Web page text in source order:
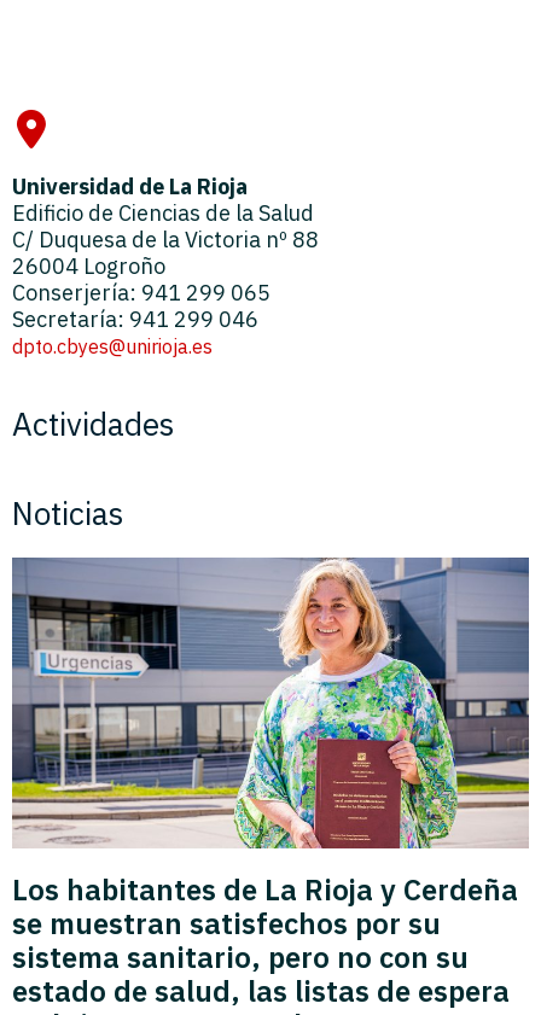
Universidad de La Rioja
Edificio de Ciencias de la Salud
C/ Duquesa de la Victoria nº 88
26004 Logroño
Conserjería: 941 299 065
Secretaría: 941 299 046
dpto.cbyes@unirioja.es
Actividades
Noticias
Los habitantes de La Rioja y Cerdeña
se muestran satisfechos por su
sistema sanitario, pero no con su
estado de salud, las listas de espera